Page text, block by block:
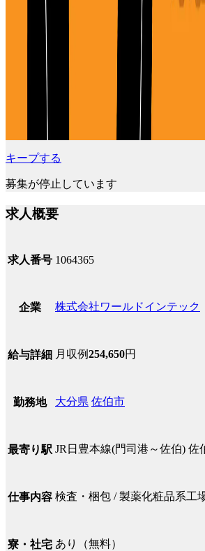
キープする
募集が停止しています
求人概要
求人番号 1064365
企業 株式会社ワールドインテック
給与詳細 月収例254,650円
勤務地 大分県 佐伯市
最寄り駅 JR日豊本線(門司港～佐伯) 佐
仕事内容 検査・梱包 / 製薬化粧品系工
寮・社宅 あり（無料）